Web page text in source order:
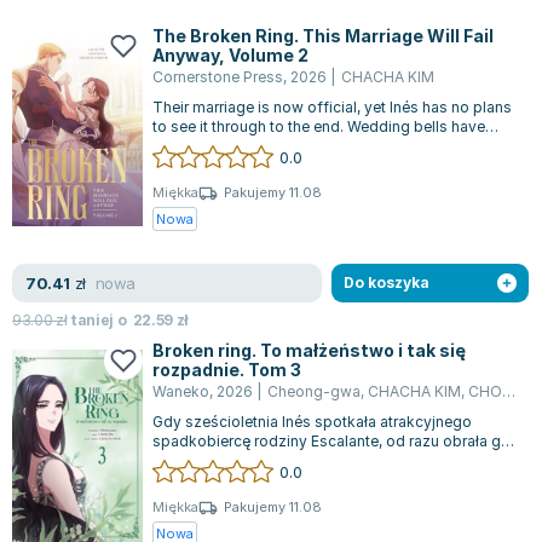
Książki o naukach politycznych dla studentów
Książki do nauk przyrodniczych dla studentów
Książki do nauk społecznych dla studentów
Książki do nauk ścisłych dla studentów
Prawo - książki dla studentów
Technologia żywności - książki
Zarządzanie i marketing - książki
Podręczniki dla nauczycieli - metodyka
Repetytoria, testy i materiały pomocnicze
Bolesław Prus
Clive Cussler
Wanda Chotomska
Józef Ignacy Kraszewski
Clive Staples Lewis
Martyna Wojciechowska
Melissa De la Cruz
Jaś Kapela
Agatha Christie
Witold Gadowski
Jan Pietrzak
Marcin Kowalczyk
Piotr Zychowicz
Joanna Jabłczyńska
Piotr Kościelny
Jan Piński
The Broken Ring. This Marriage Will Fail
Anyway, Volume 2
Cornerstone Press, 2026
CHACHA KIM
Their marriage is now official, yet Inés has no plans
to see it through to the end. Wedding bells have
chimed for Inés Valeztena a...
0.0
Miękka
Pakujemy 11.08
Nowa
70.41 zł nowa
93.00złtaniej o 22.59 zł
Do koszyka
Broken ring. To małżeństwo i tak się
rozpadnie. Tom 3
Waneko, 2026 Cheong-gwa, CHACHA KIM, CHOKAM
Gdy sześcioletnia Inés spotkała atrakcyjnego
spadkobiercę rodziny Escalante, od razu obrała go
za swojego przyszłego męża. Wyraził...
0.0
Miękka
Pakujemy 11.08
Nowa